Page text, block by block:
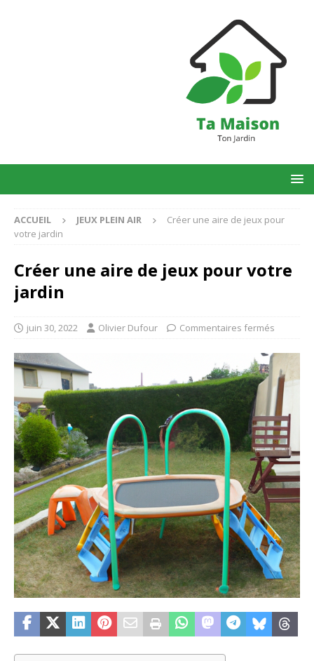
ACCUEIL JEUX PLEIN AIR
Créer une aire de jeux pour
votre jardin
Créer une aire de jeux pour votre
jardin
juin 30, 2022 Olivier Dufour Commentaires fermés